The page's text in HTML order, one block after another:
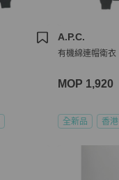
A.P.C.
有機綿連帽衛衣
MOP 1,920
全新品 香港